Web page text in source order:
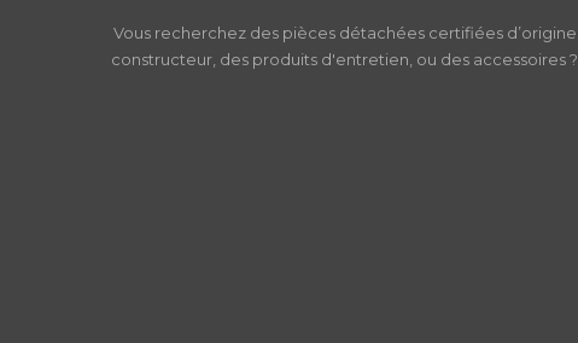
Vous recherchez des pièces détachées certifiées d’origine
constructeur, des produits d'entretien, ou des accessoires ?